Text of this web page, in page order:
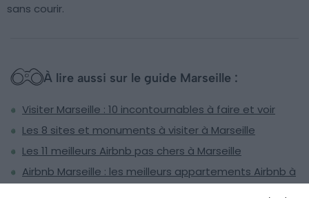
sans courir.
À lire aussi sur le guide Marseille :
Visiter Marseille : 10 incontournables à faire et voir
Les 8 sites et monuments à visiter à Marseille
Les 11 meilleurs Airbnb pas chers à Marseille
Airbnb Marseille : les meilleurs appartements Airbnb à